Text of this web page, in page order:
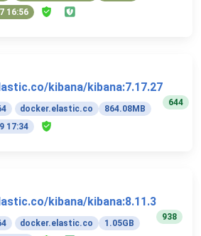
16:56
kibana/kibana:7.17.27
docker.elastic.co
864.08MB
17:34
644
kibana/kibana:8.11.3
docker.elastic.co
1.05GB
938